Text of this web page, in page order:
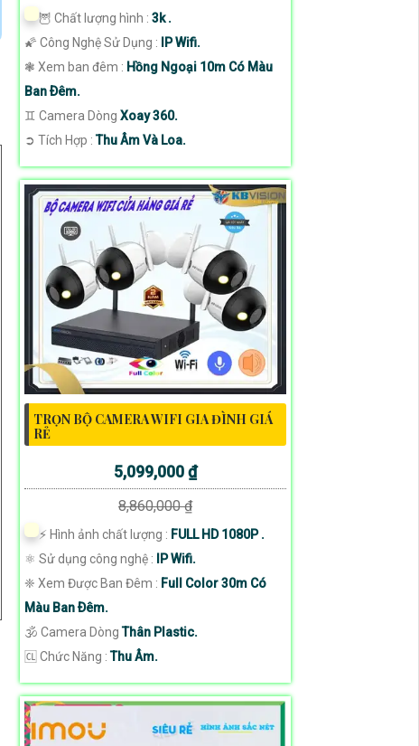
🦉 Chất lượng hình : 3k .
🌠 Công Nghệ Sử Dụng : IP Wifi.
❃ Xem ban đêm : Hồng Ngoại 10m Có Màu
Ban Ðêm.
♊ Camera Dòng Xoay 360.
️➲ Tích Hợp :Thu Âm Và Loa.
TRỌN BỘ CAMERA WIFI GIA ĐÌNH GIÁ
RẺ
5,099,000 ₫
8,860,000 ₫
️⚡ Hình ảnh chất lượng : FULL HD 1080P .
⚛️ Sử dụng công nghệ : IP Wifi.
❈ Xem Được Ban Đêm : Full Color 30m Có
Màu Ban Ðêm.
🕉️ Camera DòngThân Plastic.
️🆑 Chức Năng :Thu Âm.